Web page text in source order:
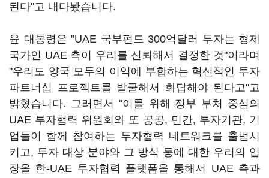
된다"고 내다봤습니다.
윤 대통령은 "UAE 국부펀드 300억달러 투자는 형제
국가인 UAE 측이 우리를 신뢰해서 결정한 것"이라며
"우리도 양국 모두의 이익에 부합하는 혁신적인 투자
파트너십 프로젝트를 발굴해서 화답해야 된다고"고
밝혔습니다. 그러면서 "이를 위해 정부 부처 중심의
UAE 투자협력 위원회와 또 공공, 민간, 투자기관, 기
업들이 함께 참여하는 투자협력 네트워크를 출범시
키고, 투자 대상 분야와 그 방식 등에 대한 우리의 입
장을 한-UAE 투자협력 플랫폼을 통해서 UAE 측과